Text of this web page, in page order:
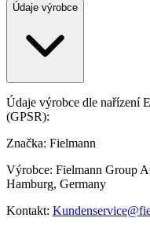
Údaje výrobce
Údaje výrobce dle nařízení
(GPSR):
Značka: Fielmann
Výrobce: Fielmann Group
Hamburg, Germany
Kontakt: